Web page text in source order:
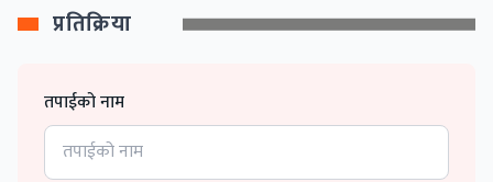
प्रतिक्रिया
तपाईको नाम